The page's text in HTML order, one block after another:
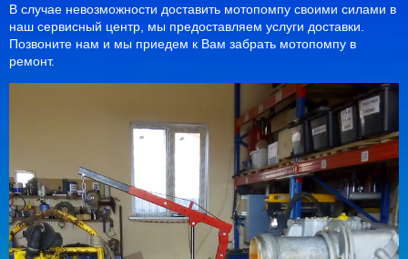
В случае невозможности доставить мотопомпу своими силами в
наш сервисный центр, мы предоставляем услуги доставки.
Позвоните нам и мы приедем к Вам забрать мотопомпу в
ремонт.